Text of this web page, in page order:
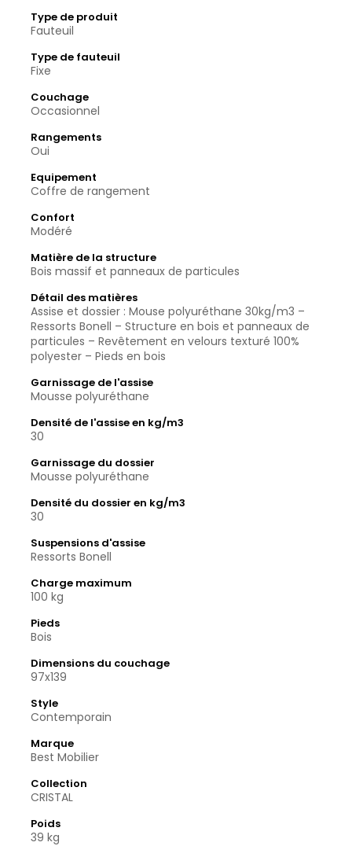
Type de produit
Fauteuil
Type de fauteuil
Fixe
Couchage
Occasionnel
Rangements
Oui
Equipement
Coffre de rangement
Confort
Modéré
Matière de la structure
Bois massif et panneaux de particules
Détail des matières
Assise et dossier : Mouse polyuréthane 30kg/m3 –
Ressorts Bonell – Structure en bois et panneaux de
particules – Revêtement en velours texturé 100%
polyester – Pieds en bois
Garnissage de l'assise
Mousse polyuréthane
Densité de l'assise en kg/m3
30
Garnissage du dossier
Mousse polyuréthane
Densité du dossier en kg/m3
30
Suspensions d'assise
Ressorts Bonell
Charge maximum
100 kg
Pieds
Bois
Dimensions du couchage
97x139
Style
Contemporain
Marque
Best Mobilier
Collection
CRISTAL
Poids
39 kg